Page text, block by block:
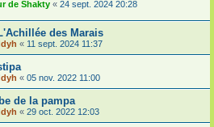
de Shakty « 24 sept. 2024 20:28
des Marais
« 11 sept. 2024 11:37
« 05 nov. 2022 11:00
de la pampa
« 29 oct. 2022 12:03